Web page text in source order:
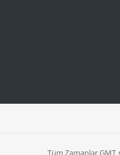
Tüm Zamanlar GMT